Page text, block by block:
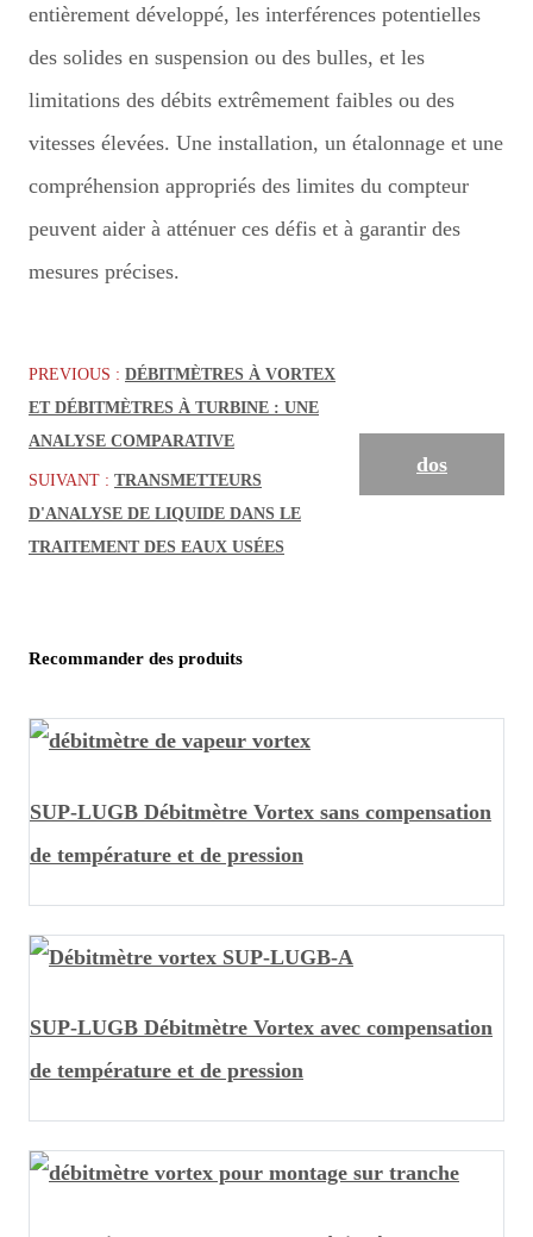
entièrement développé, les interférences potentielles
des solides en suspension ou des bulles, et les
limitations des débits extrêmement faibles ou des
vitesses élevées. Une installation, un étalonnage et une
compréhension appropriés des limites du compteur
peuvent aider à atténuer ces défis et à garantir des
mesures précises.
PREVIOUS : DÉBITMÈTRES À VORTEX
ET DÉBITMÈTRES À TURBINE : UNE
ANALYSE COMPARATIVE
SUIVANT : TRANSMETTEURS
D'ANALYSE DE LIQUIDE DANS LE
TRAITEMENT DES EAUX USÉES
dos
Recommander des produits
SUP-LUGB Débitmètre Vortex sans compensation
de température et de pression
SUP-LUGB Débitmètre Vortex avec compensation
de température et de pression